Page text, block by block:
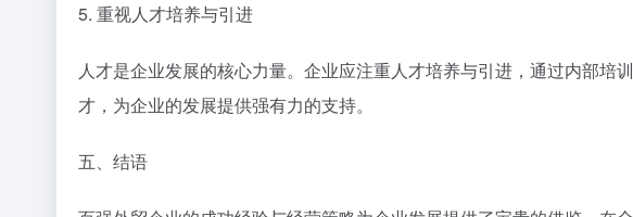
5. 重视人才培养与引进
人才是企业发展的核心力量。企业应注重人才培养与引进，通过内部培
才，为企业的发展提供强有力的支持。
五、结语